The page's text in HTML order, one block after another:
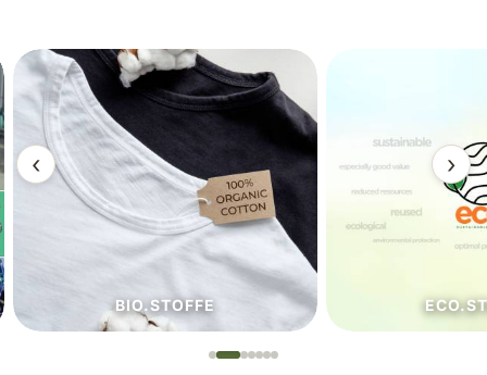
‹
BIO.STOFFE
›